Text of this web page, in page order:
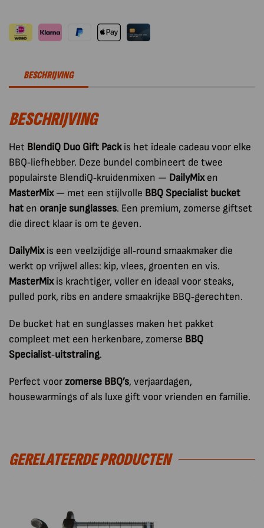
Gift
Pack
BESCHRIJVING
BESCHRIJVING
Het BlendiQ Duo Gift Packis het ideale cadeau voor elke
BBQ‑liefhebber. Deze bundel combineert de twee
populairste BlendiQ‑kruidenmixen — DailyMixen
MasterMix— met een stijlvolle BBQ Specialist bucket
hat en oranje sunglasses. Een premium, zomerse giftset
die direct klaar is om te geven.
DailyMixis een veelzijdige all‑round smaakmaker die
werkt op vrijwel alles: kip, vlees, groenten en vis.
MasterMixis krachtiger, voller en ideaal voor steaks,
pulled pork, ribs en andere smaakrijke BBQ‑gerechten.
De bucket hat en sunglasses maken het pakket
compleet met een herkenbare, zomerse BBQ
Specialist‑uitstraling.
Perfect voorzomerse BBQ’s, verjaardagen,
housewarmings of als luxe gift voor vrienden en familie.
GERELATEERDE PRODUCTEN